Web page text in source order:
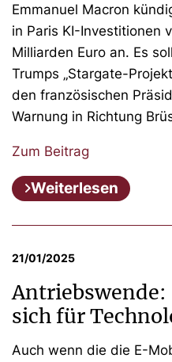
Emmanuel Macron
in Paris KI-Investitionen
Milliarden Euro an. Es
Trumps „Stargate-
den französischen
Warnung in Richtung
Zum Beitrag
Weiterlesen
21/01/2025
sich für
Auch wenn die die E-